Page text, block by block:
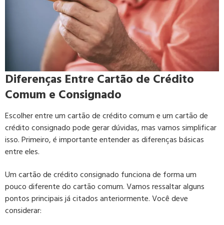
Diferenças Entre Cartão de Crédito
Comum e Consignado
Escolher entre um cartão de crédito comum e um cartão de
crédito consignado pode gerar dúvidas, mas vamos simplificar
isso. Primeiro, é importante entender as diferenças básicas
entre eles.
Um cartão de crédito consignado funciona de forma um
pouco diferente do cartão comum. Vamos ressaltar alguns
pontos principais já citados anteriormente. Você deve
considerar: